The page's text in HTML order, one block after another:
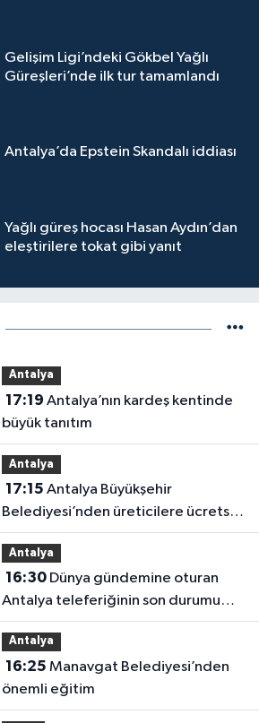
Gelişim Ligi’ndeki Gökbel Yağlı
Güreşleri’nde ilk tur tamamlandı
Antalya’da Epstein Skandalı iddiası
Yağlı güreş hocası Hasan Aydın’dan
eleştirilere tokat gibi yanıt
Antalya
17:19
büyük tanıtım
Antalya
17:15
Belediyesi’nden üreticilere ücretsiz
destek
Antalya
16:30Dünya gündemine oturan
Antalya teleferiğinin son durumu
belli oldu
Antalya
16:25
önemli eğitim